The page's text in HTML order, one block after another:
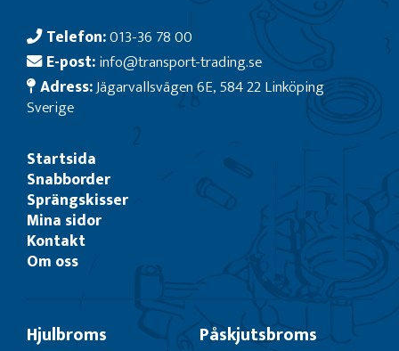
Telefon:013-36 78 00
E-post:info@transport-trading.se
Adress:Jägarvallsvägen 6E, 584 22 Linköping
Sverige
Startsida
Snabborder
Sprängskisser
Mina sidor
Kontakt
Om oss
Hjulbroms Påskjutsbroms